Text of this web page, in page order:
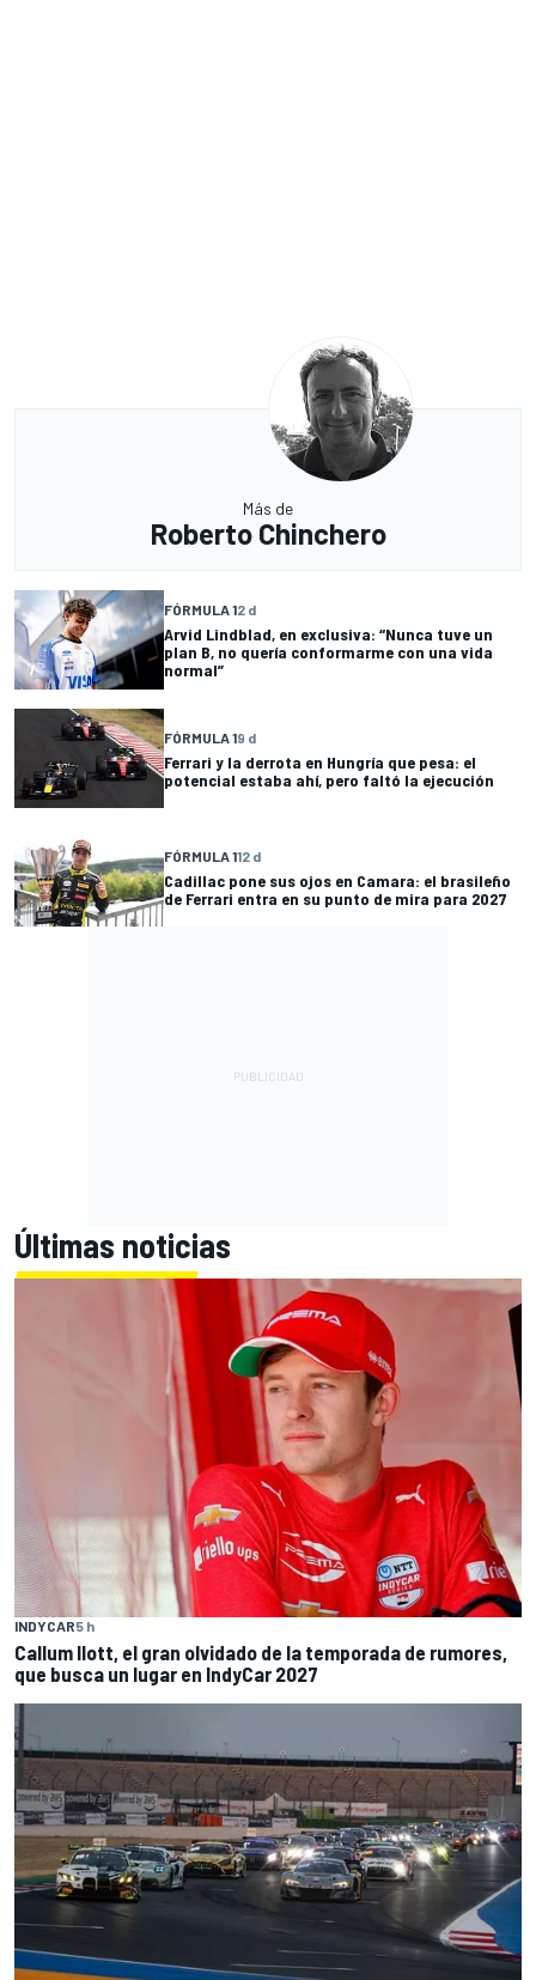
Más de
Roberto Chinchero
FÓRMULA 12 d
Arvid Lindblad, en exclusiva: “Nunca tuve un
plan B, no quería conformarme con una vida
normal”
FÓRMULA 19 d
Ferrari y la derrota en Hungría que pesa: el
potencial estaba ahí, pero faltó la ejecución
FÓRMULA 112 d
Cadillac pone sus ojos en Camara: el brasileño
de Ferrari entra en su punto de mira para 2027
Últimas noticias
INDYCAR5 h
Callum Ilott, el gran olvidado de la temporada de rumores,
que busca un lugar en IndyCar 2027